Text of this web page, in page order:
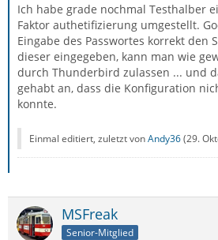
Ich habe grade nochmal Testhalber
Faktor authetifizierung umgestellt.
Eingabe des Passwortes korrekt den
dieser eingegeben, kann man wie
durch Thunderbird zulassen ... und
gehabt an, dass die Konfiguration
konnte.
Einmal editiert, zuletzt vonAndy36(29.
MSFreak
Senior-Mitglied